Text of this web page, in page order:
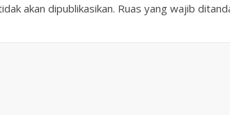
akan dipublikasikan. Ruas yang wajib